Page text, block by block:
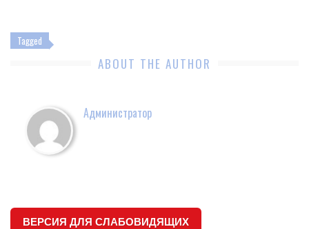
Tagged
ABOUT THE AUTHOR
Администратор
ВЕРСИЯ ДЛЯ СЛАБОВИДЯЩИХ